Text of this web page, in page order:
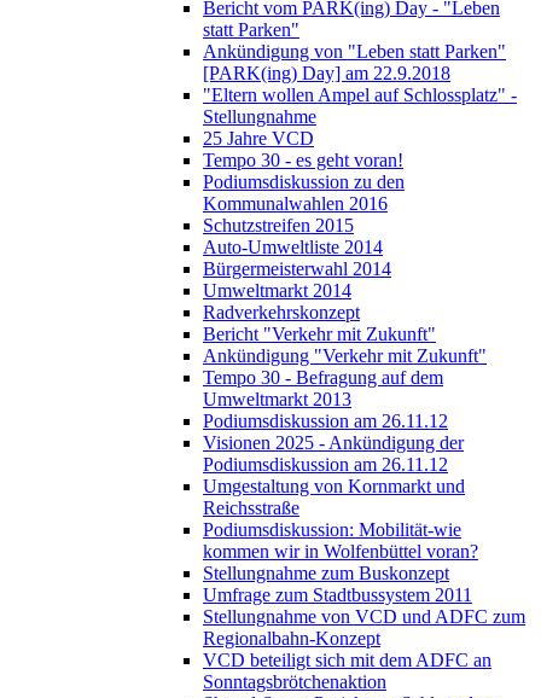
Bericht vom PARK(ing) Day - "Leben
statt Parken"
Ankündigung von "Leben statt Parken"
[PARK(ing) Day] am 22.9.2018
"Eltern wollen Ampel auf Schlossplatz" -
Stellungnahme
25 Jahre VCD
Tempo 30 - es geht voran!
Podiumsdiskussion zu den
Kommunalwahlen 2016
Schutzstreifen 2015
Auto-Umweltliste 2014
Bürgermeisterwahl 2014
Umweltmarkt 2014
Radverkehrskonzept
Bericht "Verkehr mit Zukunft"
Ankündigung "Verkehr mit Zukunft"
Tempo 30 - Befragung auf dem
Umweltmarkt 2013
Podiumsdiskussion am 26.11.12
Visionen 2025 - Ankündigung der
Podiumsdiskussion am 26.11.12
Umgestaltung von Kornmarkt und
Reichsstraße
Podiumsdiskussion: Mobilität-wie
kommen wir in Wolfenbüttel voran?
Stellungnahme zum Buskonzept
Umfrage zum Stadtbussystem 2011
Stellungnahme von VCD und ADFC zum
Regionalbahn-Konzept
VCD beteiligt sich mit dem ADFC an
Sonntagsbrötchenaktion